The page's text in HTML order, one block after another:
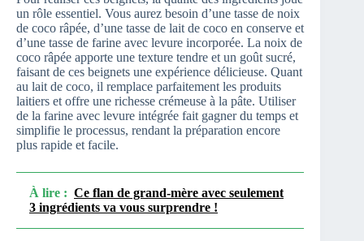
un rôle essentiel. Vous aurez besoin d’une tasse de noix
de coco râpée, d’une tasse de lait de coco en conserve et
d’une tasse de farine avec levure incorporée. La noix de
coco râpée apporte une texture tendre et un goût sucré,
faisant de ces beignets une expérience délicieuse. Quant
au lait de coco, il remplace parfaitement les produits
laitiers et offre une richesse crémeuse à la pâte. Utiliser
de la farine avec levure intégrée fait gagner du temps et
simplifie le processus, rendant la préparation encore
plus rapide et facile.
À lire : Ce flan de grand-mère avec seulement
3 ingrédients va vous surprendre !